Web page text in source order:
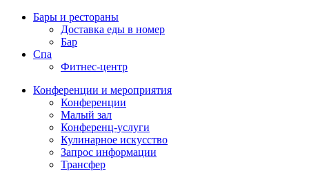
Бары и рестораны
Доставка еды в номер
Бар
Спа
Фитнес-центр
Конференции и мероприятия
Конференции
Малый зал
Конференц-услуги
Кулинарное искусство
Запрос информации
Трансфер